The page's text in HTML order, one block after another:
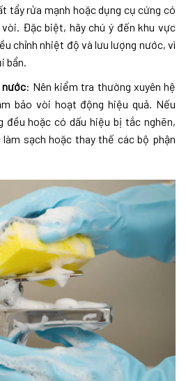
tẩy rửa mạnh hoặc dụng cụ cứng có
Đặc biệt, hãy chú ý đến khu vực
chỉnh nhiệt độ và lưu lượng nước, vì
bẩn.
: Nên kiểm tra thường xuyên hệ
bảo vòi hoạt động hiệu quả. Nếu
đều hoặc có dấu hiệu bị tắc nghẽn,
sạch hoặc thay thế các bộ phận